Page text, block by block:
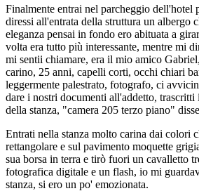
Finalmente entrai nel parcheggio dell'hotel
diressi all'entrata della struttura un albergo
eleganza pensai in fondo ero abituata a
volta era tutto più interessante, mentre mi
mi sentii chiamare, era il mio amico
carino, 25 anni, capelli corti, occhi chiari
leggermente palestrato, fotografo, ci
dare i nostri documenti all'addetto,
della stanza, "camera 205 terzo piano"
Entrati nella stanza molto carina dai colori
rettangolare e sul pavimento moquette
sua borsa in terra e tirò fuori un cavalletto
fotografica digitale e un flash, io mi
stanza, si ero un po' emozionata.